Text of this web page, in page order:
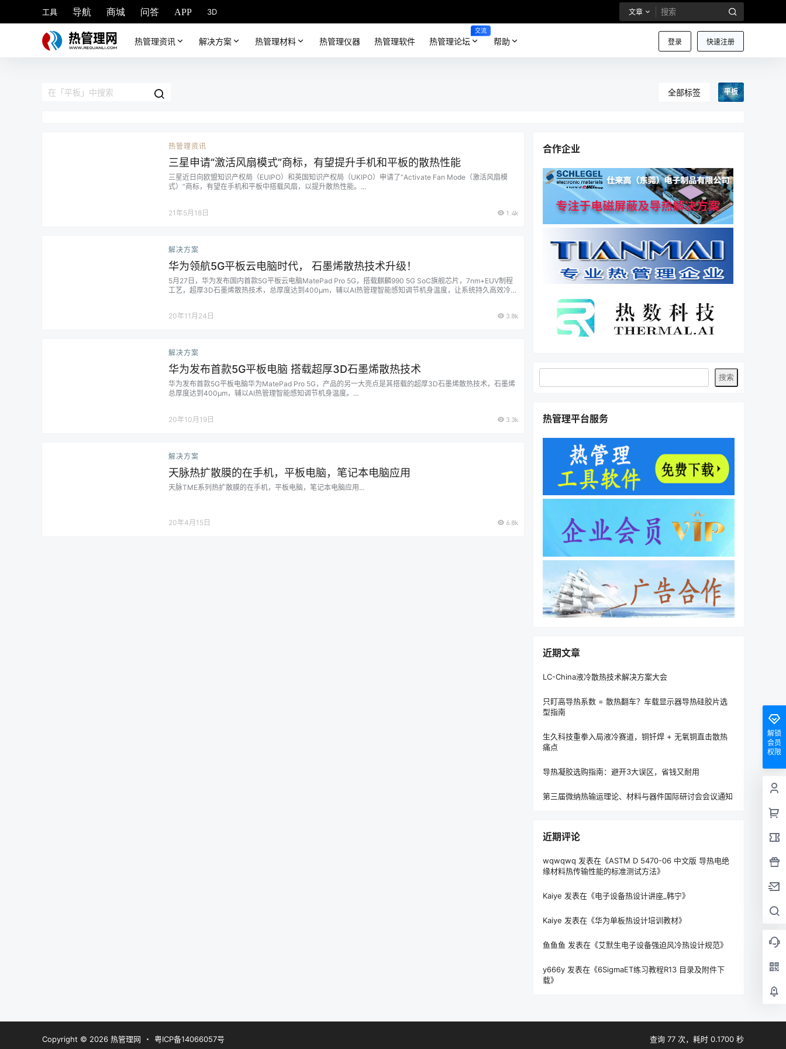
工具 导航 商城 问答 APP 3D 文章
登录 快速注册
热管理资讯 解决方案 热管理材料 热管理仪器 热管理软件 热管理论坛
交流
帮助
全部标签 平板
热管理资讯
三星申请“激活风扇模式”商标，有望提升手机和平板的散热性能
三星近日向欧盟知识产权局（EUIPO）和英国知识产权局（UKIPO）申请了“Activate Fan Mode（激活风扇模
式）”商标，有望在手机和平板中搭载风扇，以提升散热性能。...
21年5月18日 1.4k
解决方案
华为领航5G平板云电脑时代， 石墨烯散热技术升级！
5月27日，华为发布国内首款5G平板云电脑MatePad Pro 5G，搭载麒麟990 5G SoC旗舰芯片，7nm+EUV制程
工艺，超厚3D石墨烯散热技术，总厚度达到400μm，辅以AI热管理智能感知调节机身温度，让系统持久高效冷
20年11月24日
3.8k
解决方案
华为发布首款5G平板电脑 搭载超厚3D石墨烯散热技术
华为发布首款5G平板电脑华为MatePad Pro 5G，产品的另一大亮点是其搭载的超厚3D石墨烯散热技术，石墨烯
总厚度达到400μm，辅以AI热管理智能感知调节机身温度。...
20年10月19日 3.3k
解决方案
天脉热扩散膜的在手机，平板电脑，笔记本电脑应用
天脉TME系列热扩散膜的在手机，平板电脑，笔记本电脑应用...
20年4月15日 6.8k
合作企业
热管理平台服务
近期文章
LC-China液冷散热技术解决方案大会
只盯高导热系数 = 散热翻车？车载显示器导热硅胶片选
型指南
生久科技重拳入局液冷赛道，铜钎焊 + 无氧铜直击散热
痛点
导热凝胶选购指南：避开3大误区，省钱又耐用
第三届微纳热输运理论、材料与器件国际研讨会会议通知
近期评论
wqwqwq 发表在《ASTM D 5470-06 中文版 导热电绝
缘材料热传输性能的标准测试方法》
Kaiye 发表在《电子设备热设计讲座_韩宁》
Kaiye 发表在《华为单板热设计培训教材》
鱼鱼鱼 发表在《艾默生电子设备强迫风冷热设计规范》
y666y 发表在《6SigmaET练习教程R13 目录及附件下
载》
解锁
会员
权限
Copyright © 2026 热管理网 ・ 粤ICP备14066057号 查询 77 次，耗时 0.1700 秒